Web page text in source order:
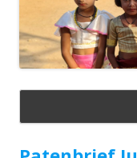
Zum
springen